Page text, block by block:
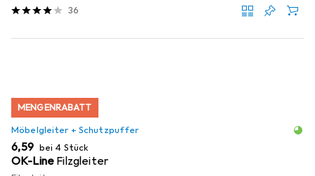
36
MENGENRABATT
Möbelgleiter + Schutzpuffer
EUR
6,59 bei 4 Stück
OK-Line Filzgleiter